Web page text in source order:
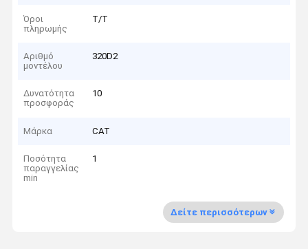
Όροι
πληρωμής
Τ/Τ
Αριθμό
μοντέλου
320D2
Δυνατότητα
προσφοράς
10
Μάρκα CAT
Ποσότητα
παραγγελίας
min
1
Δείτε περισσότερων